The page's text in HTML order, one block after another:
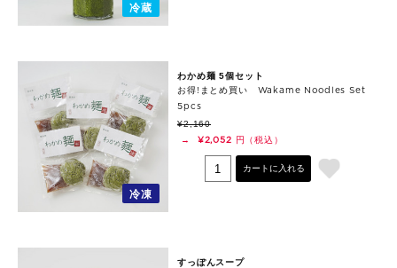
冷蔵
冷凍
わかめ麺 5個セット
お得!まとめ買い Wakame Noodles Set
5pcs
¥2,160
→
¥2,052 円（税込）
カートに入れる
すっぽんスープ